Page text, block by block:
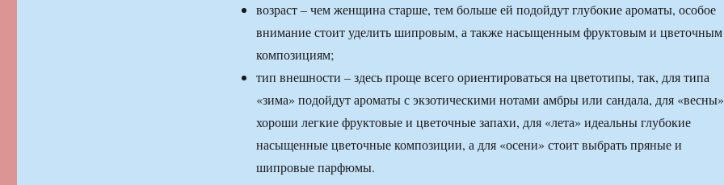
возраст – чем женщина старше, тем больше ей подойдут глубокие ароматы, особое
внимание стоит уделить шипровым, а также насыщенным фруктовым и цветочным
композициям;
тип внешности – здесь проще всего ориентироваться на цветотипы, так, для типа
«зима» подойдут ароматы с экзотическими нотами амбры или сандала, для «весны»
хороши легкие фруктовые и цветочные запахи, для «лета» идеальны глубокие
насыщенные цветочные композиции, а для «осени» стоит выбрать пряные и
шипровые парфюмы.